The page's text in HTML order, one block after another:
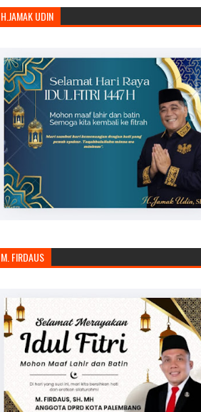
H.JAMAK UDIN
M. FIRDAUS